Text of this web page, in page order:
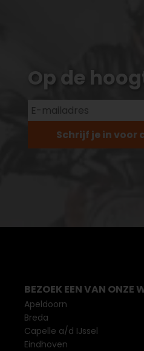
Op de
Schrijf je in voor
BEZOEK EEN VAN ONZE
Apeldoorn
Breda
Capelle a/d IJssel
Eindhoven